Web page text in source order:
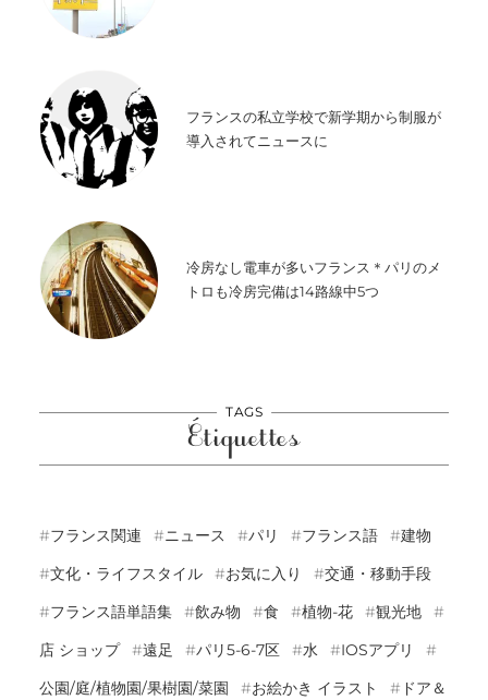
フランスの私立学校で新学期から制服が
導入されてニュースに
冷房なし電車が多いフランス＊パリのメ
トロも冷房完備は14路線中5つ
TAGS
Étiquettes
フランス関連 ニュース パリ フランス語
建物
文化・ライフスタイル
お気に入り
交通・移動手段
フランス語単語集
飲み物 食 植物-花
観光地
店 ショップ
遠足 パリ5-6-7区 水
IOSアプリ
公園/庭/植物園/果樹園/菜園
お絵かき イラスト
ドア＆